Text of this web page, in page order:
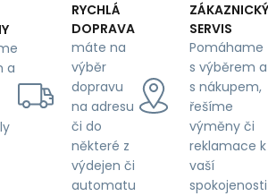
a
RYCHLÁ
DOPRAVA
máte na
výběr
dopravu
na adresu
či do
některé z
výdejen či
automatu
ZÁKAZNICKÝ
SERVIS
Pomáhame
s výběrem a
s nákupem,
řešíme
výměny či
reklamace k
vaší
spokojenosti